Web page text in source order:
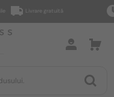
Livrare gratuită